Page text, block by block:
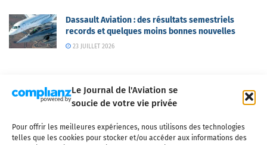
Le Journal de l'Aviation se
soucie de votre vie privée
Pour offrir les meilleures expériences, nous utilisons des technologies
telles que les cookies pour stocker et/ou accéder aux informations des
Dassault Aviation : des résultats semestriels
records et quelques moins bonnes nouvelles
23 JUILLET 2026
Qui sommes-nous ? Nous contacter
Partenaires